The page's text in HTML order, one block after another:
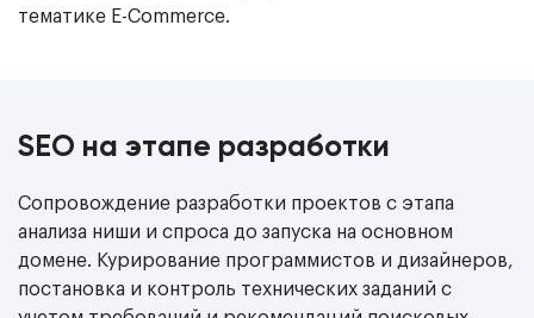
тематике E-Commerce.
SEO на этапе разработки
Сопровождение разработки проектов с этапа
анализа ниши и спроса до запуска на основном
домене. Курирование программистов и дизайнеров,
постановка и контроль технических заданий с